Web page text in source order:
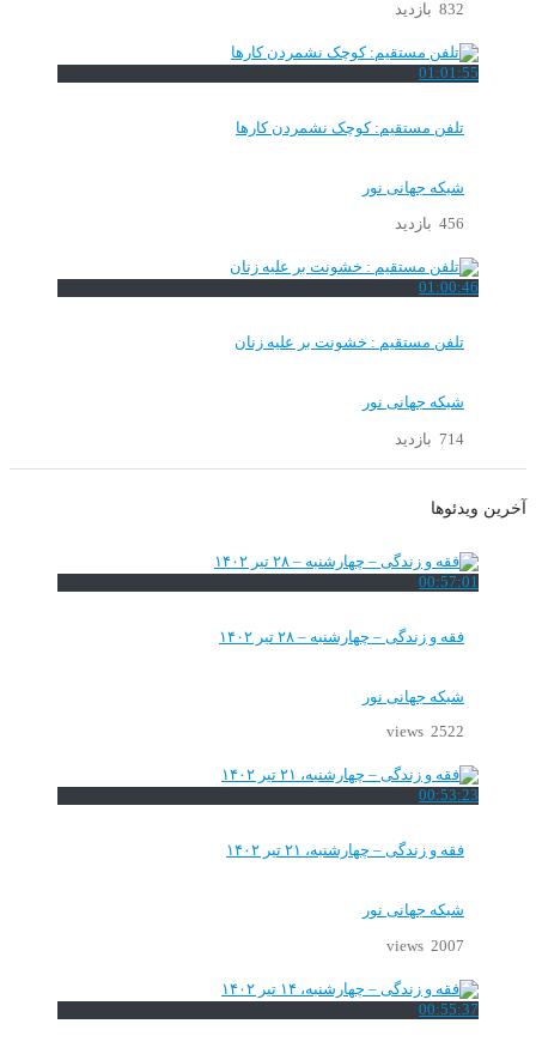
832 بازدید
01:01:55
تلفن مستقیم: کوچک نشمردن کارها
شبکه جهانی نور
456 بازدید
01:00:46
تلفن مستقیم : خشونت بر علیه زنان
شبکه جهانی نور
714 بازدید
آخرین ویدئوها
00:57:01
فقه و زندگی – چهارشنبه – ۲۸ تیر ۱۴۰۲
شبکه جهانی نور
2522 views
00:53:23
فقه و زندگی – چهارشنبه، ۲۱ تیر ۱۴۰۲
شبکه جهانی نور
2007 views
00:55:37